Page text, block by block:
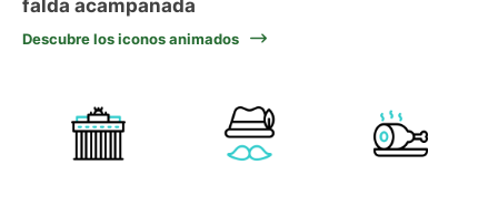
falda acampanada
Descubre los iconos animados